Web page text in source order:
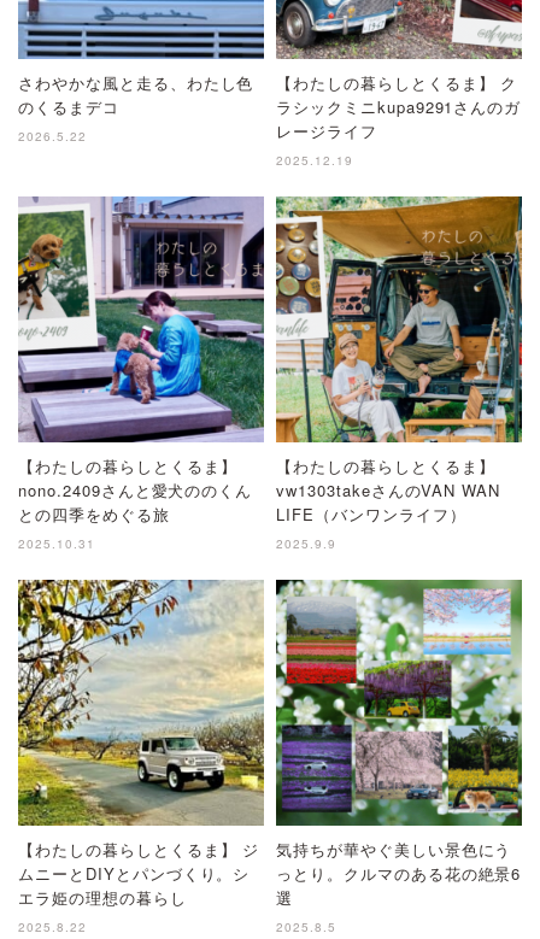
さわやかな風と走る、わたし色
のくるまデコ
2026.5.22
【わたしの暮らしとくるま】 ク
ラシックミニkupa9291さんのガ
レージライフ
2025.12.19
【わたしの暮らしとくるま】
nono.2409さんと愛犬ののくん
との四季をめぐる旅
2025.10.31
【わたしの暮らしとくるま】
vw1303takeさんのVAN WAN
LIFE（バンワンライフ）
2025.9.9
【わたしの暮らしとくるま】 ジ
ムニーとDIYとパンづくり。シ
エラ姫の理想の暮らし
2025.8.22
気持ちが華やぐ美しい景色にう
っとり。クルマのある花の絶景6
選
2025.8.5